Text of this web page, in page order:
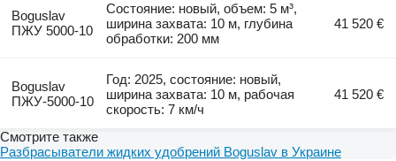
Boguslav
ПЖУ 5000-10
Состояние: новый, объем: 5 м³,
ширина захвата: 10 м, глубина
обработки: 200 мм
41 520 €
Boguslav
ПЖУ-5000-10
Год: 2025, состояние: новый,
ширина захвата: 10 м, рабочая
скорость: 7 км/ч
41 520 €
Смотрите также
Разбрасыватели жидких удобрений Boguslav в Украине